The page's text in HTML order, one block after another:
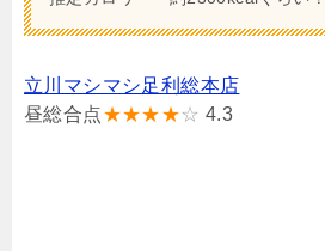
立川マシマシ足利総本店
昼総合点★★★★☆ 4.3